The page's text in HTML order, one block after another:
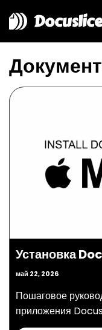
Docuslice
Установка
май 22, 2026
Пошаговое
приложения